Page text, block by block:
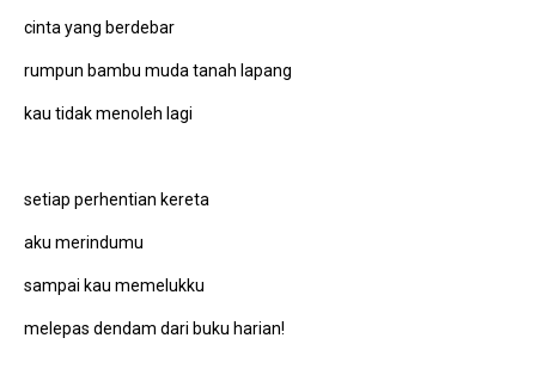
cinta yang berdebar
rumpun bambu muda tanah lapang
kau tidak menoleh lagi
setiap perhentian kereta
aku merindumu
sampai kau memelukku
melepas dendam dari buku harian!